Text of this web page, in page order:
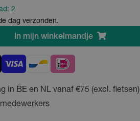
2
dag verzonden.
In mijnwinkelmandje
in BE en NL vanaf €75 (excl. fietsen)